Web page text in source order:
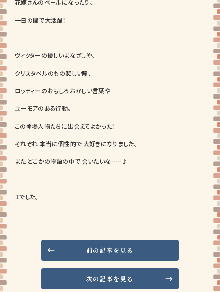
花嫁さんのベールになったり、
一日の間で大活躍！
ヴィクターの優しいまなざしや、
クリスタベルのもの悲しい瞳、
ロッティーのおもしろおかしい言葉や
ユーモアのある行動。
この登場人物たちに出会えてよかった！
それぞれ 本当に個性的で 大好きになりました。
また どこかの物語の中で 会いたいな……♪
Ｉでした。
前の記事を見る
次の記事を見る